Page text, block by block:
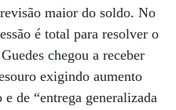
maior do soldo. No
é total para resolver o
chegou a receber
exigindo aumento
de “entrega generalizada